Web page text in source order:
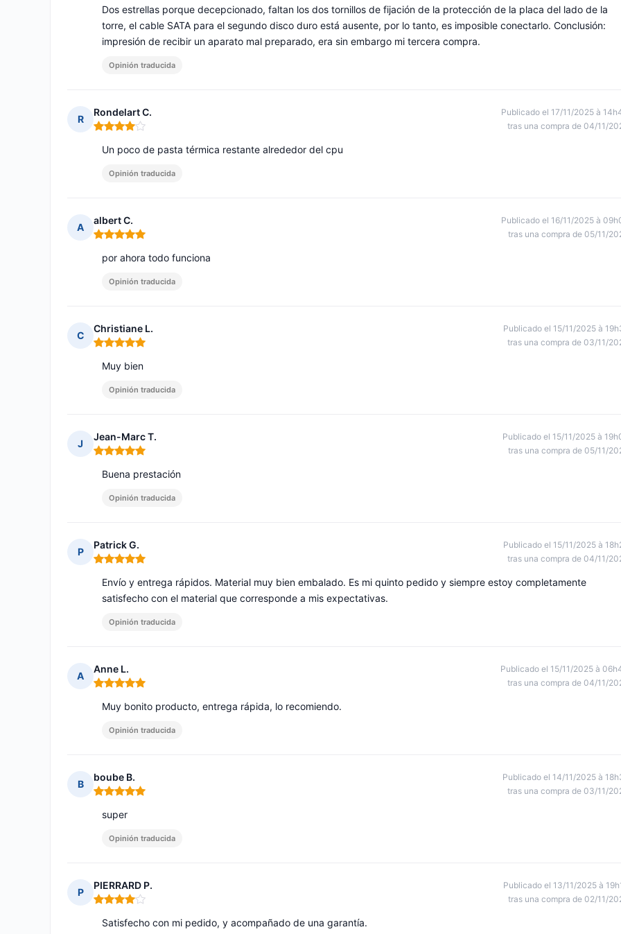
Dos estrellas porque decepcionado, faltan los dos tornillos de fijación de la protección de la placa del lado de la
torre, el cable SATA para el segundo disco duro está ausente, por lo tanto, es imposible conectarlo. Conclusión:
impresión de recibir un aparato mal preparado, era sin embargo mi tercera compra.
Opinión traducida
R
Rondelart C.
Nota: 4 de 5
Publicado el 17/11/2025 à
tras una compra de 04/11/
Un poco de pasta térmica restante alrededor del cpu
Opinión traducida
A
albert C.
Nota: 5 de 5
Publicado el 16/11/2025 à
tras una compra de 05/11/
por ahora todo funciona
Opinión traducida
C
Christiane L.
Nota: 5 de 5
Publicado el 15/11/2025 à
tras una compra de 03/11/
Muy bien
Opinión traducida
J
Jean-Marc T.
Nota: 5 de 5
Publicado el 15/11/2025 à
tras una compra de 05/11/
Buena prestación
Opinión traducida
P
Patrick G.
Nota: 5 de 5
Publicado el 15/11/2025 à
tras una compra de 04/11/
Envío y entrega rápidos. Material muy bien embalado. Es mi quinto pedido y siempre estoy completamente
satisfecho con el material que corresponde a mis expectativas.
Opinión traducida
A
Anne L.
Nota: 5 de 5
Publicado el 15/11/2025 à
tras una compra de 04/11/
Muy bonito producto, entrega rápida, lo recomiendo.
Opinión traducida
B
boube B.
Nota: 5 de 5
Publicado el 14/11/2025 à
tras una compra de 03/11/
super
Opinión traducida
P
PIERRARD P.
Nota: 4 de 5
Publicado el 13/11/2025 à
tras una compra de 02/11/
Satisfecho con mi pedido, y acompañado de una garantía.